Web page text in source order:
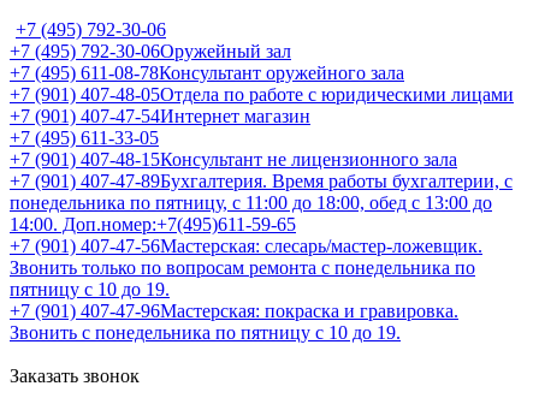
+7 (495) 792-30-06
+7 (495) 792-30-06Оружейный зал
+7 (495) 611-08-78Консультант оружейного зала
+7 (901) 407-48-05Отдела по работе с юридическими лицами
+7 (901) 407-47-54Интернет магазин
+7 (495) 611-33-05
+7 (901) 407-48-15Консультант не лицензионного зала
+7 (901) 407-47-89Бухгалтерия. Время работы бухгалтерии, с
понедельника по пятницу, с 11:00 до 18:00, обед с 13:00 до
14:00. Доп.номер:+7(495)611-59-65
+7 (901) 407-47-56Мастерская: слесарь/мастер-ложевщик.
Звонить только по вопросам ремонта с понедельника по
пятницу с 10 до 19.
+7 (901) 407-47-96Мастерская: покраска и гравировка.
Звонить с понедельника по пятницу с 10 до 19.
Заказать звонок